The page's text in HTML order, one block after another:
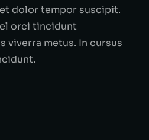
dolor tempor suscipit.
orci tincidunt
viverra metus. In cursus